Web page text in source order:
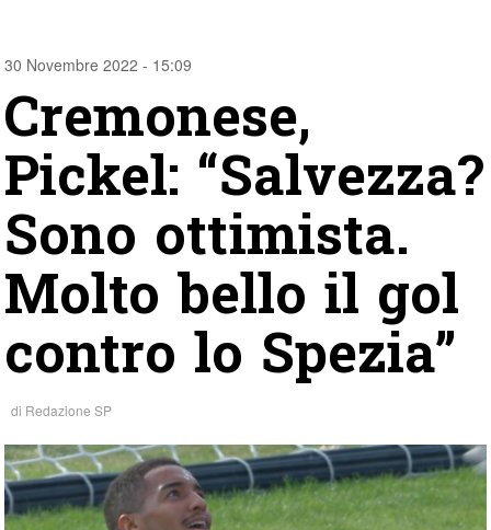
30 Novembre 2022 - 15:09
Cremonese,
Pickel: “Salvezza?
Sono ottimista.
Molto bello il gol
contro lo Spezia”
di Redazione SP